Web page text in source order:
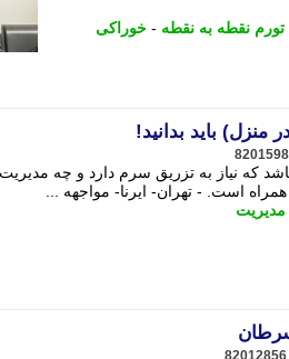
تورم نقطه به نقطه - خوراکی
باید بدانید!
که نیاز به تزریق سرم دارد و چه
است. - تهران- ایرنا- مواجهه ...
مدیریت
82012856